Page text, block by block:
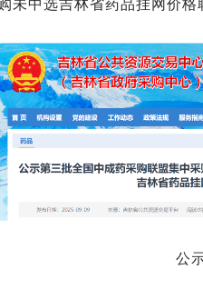
未中选吉林省药品挂网价格
公